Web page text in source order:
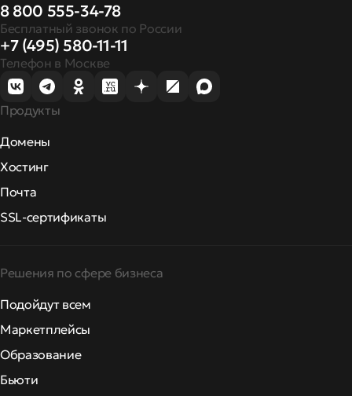
8 800 555-34-78
Бесплатный звонок по России
+7 (495) 580-11-11
Телефон в Москве
Продукты
Домены
Хостинг
Почта
SSL-сертификаты
Решения по сфере бизнеса
Подойдут всем
Маркетплейсы
Образование
Бьюти